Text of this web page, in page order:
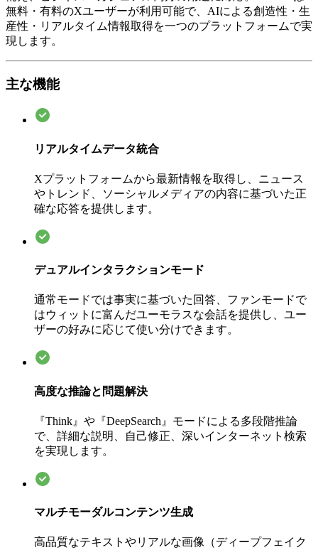
無料・有料のXユーザーが利用可能で、AIによる創造性・生
産性・リアルタイム情報取得を一つのプラットフォームで実
現します。
主な機能
リアルタイムデータ統合
Xプラットフォームから最新情報を取得し、ニュース
やトレンド、ソーシャルメディアの内容に基づいた正
確な応答を提供します。
デュアルインタラクションモード
通常モードでは事実に基づいた回答、ファンモードで
はウィットに富んだユーモラスな会話を提供し、ユー
ザーの好みに応じて使い分けできます。
高度な推論と問題解決
『Think』や『DeepSearch』モードによる多段階推論
で、詳細な説明、自己修正、深いインターネット検索
を実現します。
マルチモーダルコンテンツ生成
高品質なテキストやリアルな画像（ディープフェイク